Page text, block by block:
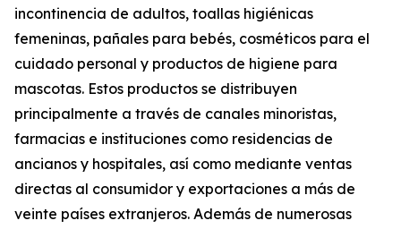
incontinencia de adultos, toallas higiénicas
femeninas, pañales para bebés, cosméticos para el
cuidado personal y productos de higiene para
mascotas. Estos productos se distribuyen
principalmente a través de canales minoristas,
farmacias e instituciones como residencias de
ancianos y hospitales, así como mediante ventas
directas al consumidor y exportaciones a más de
veinte países extranjeros. Además de numerosas